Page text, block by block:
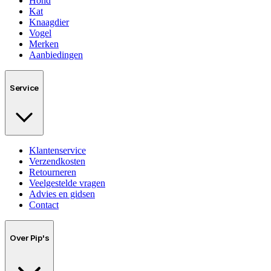
Kat
Knaagdier
Vogel
Merken
Aanbiedingen
Service
Klantenservice
Verzendkosten
Retourneren
Veelgestelde vragen
Advies en gidsen
Contact
Over Pip's